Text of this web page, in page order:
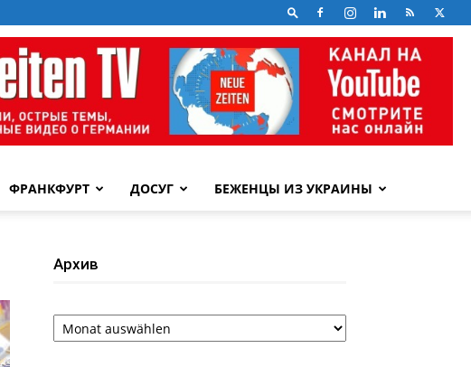
ФРАНКФУРТ ДОСУГ БЕЖЕНЦЫ ИЗ УКРАИНЫ
Архив
Архив